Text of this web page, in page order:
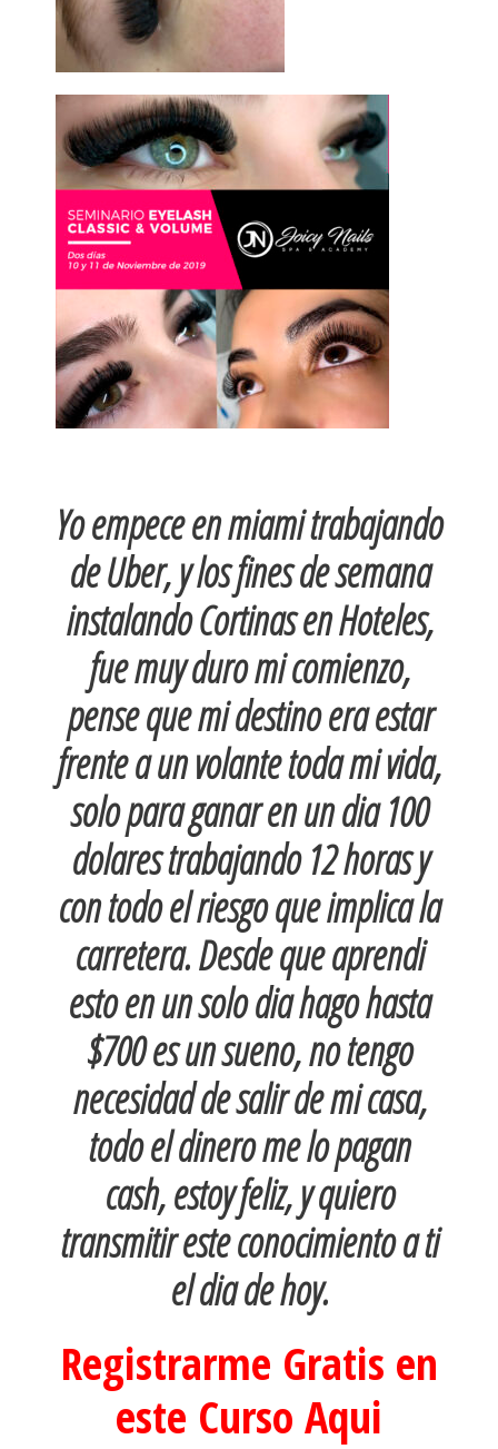
Yo empece en miami trabajando
de Uber, y los fines de semana
instalando Cortinas en Hoteles,
fue muy duro mi comienzo,
pense que mi destino era estar
frente a un volante toda mi vida,
solo para ganar en un dia 100
dolares trabajando 12 horas y
con todo el riesgo que implica la
carretera. Desde que aprendi
esto en un solo dia hago hasta
$700 es un sueno, no tengo
necesidad de salir de mi casa,
todo el dinero me lo pagan
cash, estoy feliz, y quiero
transmitir este conocimiento a ti
el dia de hoy.
Registrarme Gratis en
este Curso Aqui